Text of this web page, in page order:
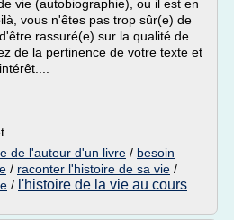
vie (autobiographie), ou il est en
vous n'êtes pas trop sûr(e) de
rassuré(e) sur la qualité de
de la pertinence de votre texte et
de l'auteur d'un livre / besoin
/ raconter l'histoire de sa vie /
/ l'histoire de la vie au cours